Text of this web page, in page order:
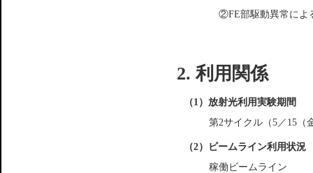
②FE部駆動異常によ
2. 利用関係
（1）放射光利用実験期間
第2サイクル（5／15（
（2）ビームライン利用状況
稼働ビームライン